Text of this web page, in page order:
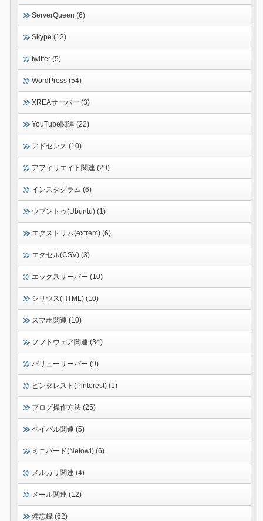
ServerQueen (6)
Skype (12)
twitter (5)
WordPress (54)
XREAサーバー (3)
YouTube関連 (22)
アドセンス (10)
アフィリエイト関連 (29)
インスタグラム (6)
ウブントゥ(Ubuntu) (1)
エクストリム(extrem) (6)
エクセル(CSV) (3)
エックスサーバー (10)
シリウス(HTML) (10)
スマホ関連 (10)
ソフトウェア関連 (34)
バリューサーバー (9)
ピンタレスト(Pinterest) (1)
ブログ操作方法 (25)
ペイパル関連 (5)
ミニバード(Netowl) (6)
メルカリ関連 (4)
メール関連 (12)
備忘録 (62)